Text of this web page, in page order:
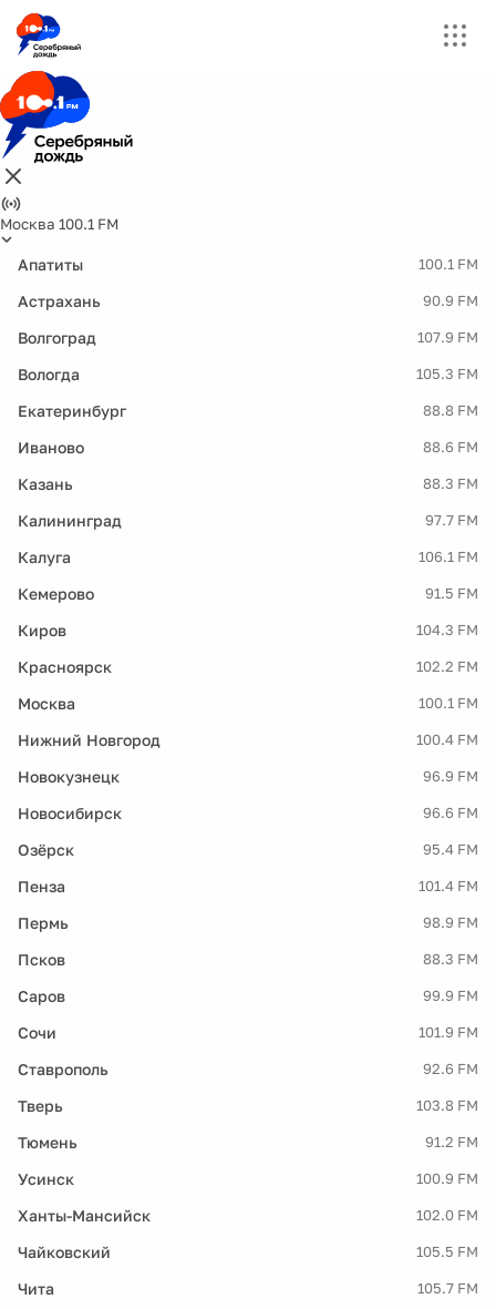
Москва 100.1 FM
Апатиты 100.1 FM
Астрахань 90.9 FM
Волгоград 107.9 FM
Вологда 105.3 FM
Екатеринбург 88.8 FM
Иваново 88.6 FM
Казань 88.3 FM
Калининград 97.7 FM
Калуга 106.1 FM
Кемерово 91.5 FM
Киров 104.3 FM
Красноярск 102.2 FM
Москва 100.1 FM
Нижний Новгород 100.4 FM
Новокузнецк 96.9 FM
Новосибирск 96.6 FM
Озёрск 95.4 FM
Пенза 101.4 FM
Пермь 98.9 FM
Псков 88.3 FM
Саров 99.9 FM
Сочи 101.9 FM
Ставрополь 92.6 FM
Тверь 103.8 FM
Тюмень 91.2 FM
Усинск 100.9 FM
Ханты-Мансийск 102.0 FM
Чайковский 105.5 FM
Чита 105.7 FM